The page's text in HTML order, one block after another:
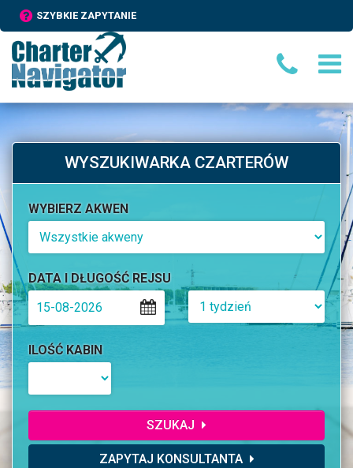
SZYBKIE ZAPYTANIE
WYSZUKIWARKA CZARTERÓW
WYBIERZ AKWEN
DATA I DŁUGOŚĆ REJSU
ILOŚĆ KABIN
SZUKAJ
ZAPYTAJ KONSULTANTA